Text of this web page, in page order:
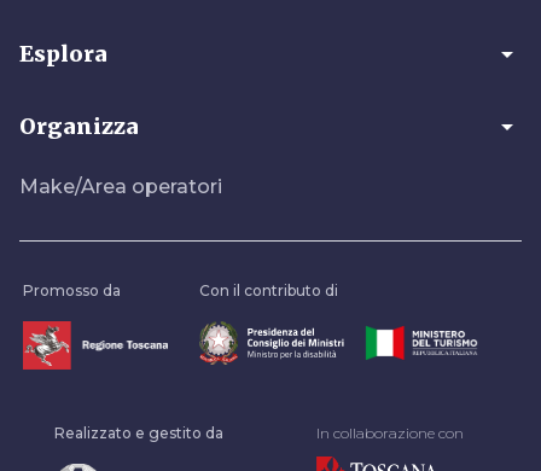
Esplora arrow_drop_down
Organizza arrow_drop_down
Make/Area operatori
Promosso da Con il contributo di
Realizzato e gestito da In collaborazione con